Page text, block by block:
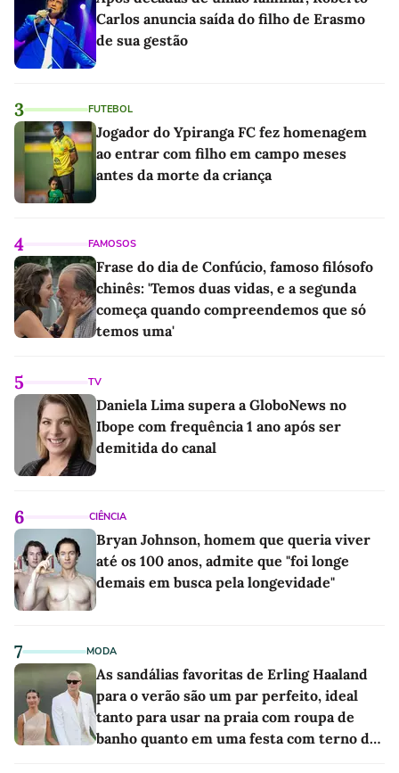
Carlos anuncia saída do filho de Erasmo
de sua gestão
3 FUTEBOL
Jogador do Ypiranga FC fez homenagem
ao entrar com filho em campo meses
antes da morte da criança
4 FAMOSOS
Frase do dia de Confúcio, famoso filósofo
chinês: 'Temos duas vidas, e a segunda
começa quando compreendemos que só
temos uma'
5 TV
Daniela Lima supera a GloboNews no
Ibope com frequência 1 ano após ser
demitida do canal
6 CIÊNCIA
Bryan Johnson, homem que queria viver
até os 100 anos, admite que "foi longe
demais em busca pela longevidade"
7 MODA
As sandálias favoritas de Erling Haaland
para o verão são um par perfeito, ideal
tanto para usar na praia com roupa de
banho quanto em uma festa com terno de